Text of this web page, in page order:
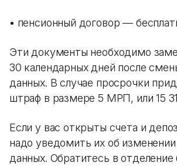
• пенсионный договор —
Эти документы необходимо
30 календарных дней после
данных. В случае просрочки
штраф в размере 5 МРП, или 15
Если у вас открыты счета и
надо уведомить их об
данных. Обратитесь в